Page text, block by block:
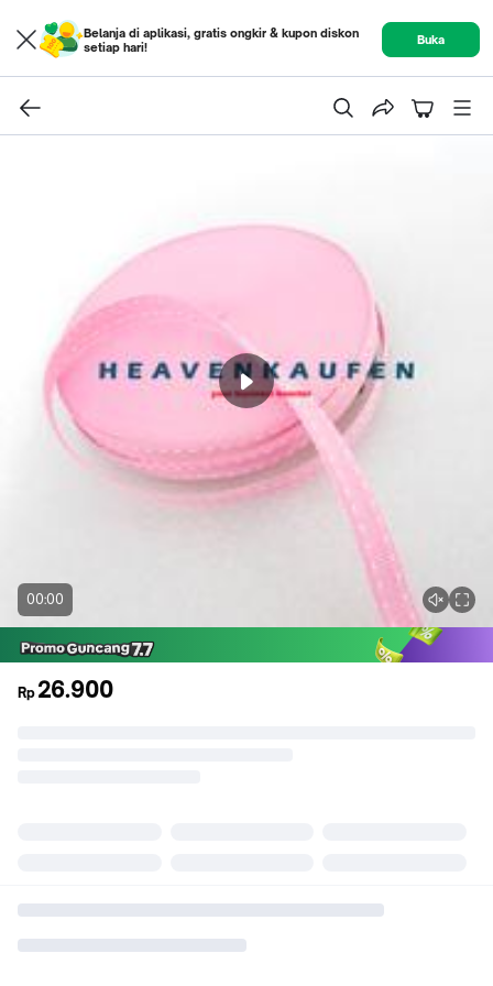
Belanja di aplikasi, gratis ongkir & kupon diskon
setiap hari!
Buka
00:00
Rp 26.900